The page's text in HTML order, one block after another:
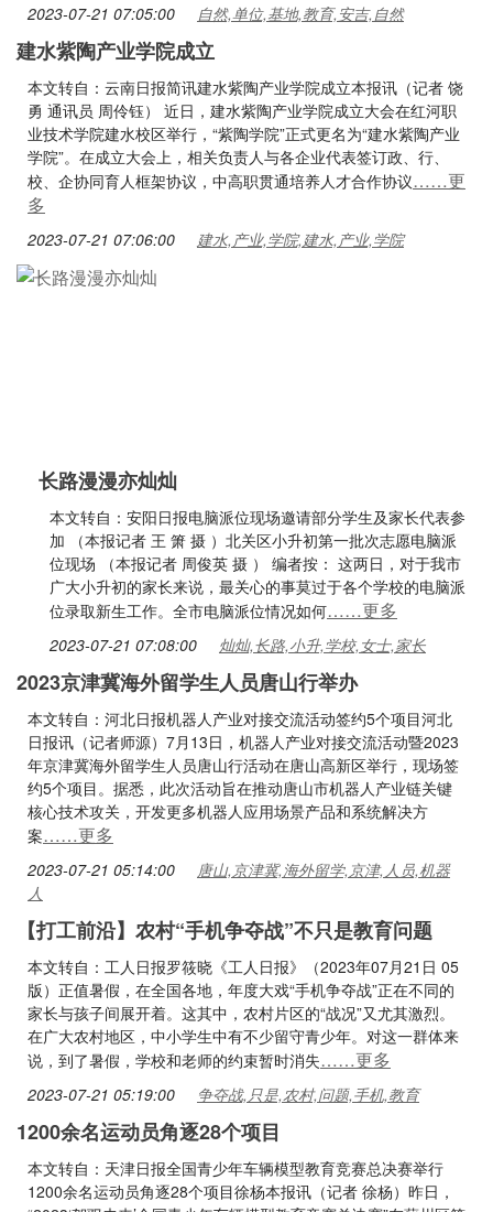
2023-07-21 07:05:00 自然,单位,基地,教育,安吉,自然
建水紫陶产业学院成立
本文转自：云南日报简讯建水紫陶产业学院成立本报讯（记者 饶
勇 通讯员 周伶钰） 近日，建水紫陶产业学院成立大会在红河职
业技术学院建水校区举行，“紫陶学院”正式更名为“建水紫陶产业
学院”。在成立大会上，相关负责人与各企业代表签订政、行、
校、企协同育人框架协议，中高职贯通培养人才合作协议……更
多
2023-07-21 07:06:00 建水,产业,学院,建水,产业,学院
长路漫漫亦灿灿
本文转自：安阳日报电脑派位现场邀请部分学生及家长代表参
加 （本报记者 王 箫 摄 ）北关区小升初第一批次志愿电脑派
位现场 （本报记者 周俊英 摄 ） 编者按： 这两日，对于我市
广大小升初的家长来说，最关心的事莫过于各个学校的电脑派
位录取新生工作。全市电脑派位情况如何……更多
2023-07-21 07:08:00 灿灿,长路,小升,学校,女士,家长
2023京津冀海外留学生人员唐山行举办
本文转自：河北日报机器人产业对接交流活动签约5个项目河北
日报讯（记者师源）7月13日，机器人产业对接交流活动暨2023
年京津冀海外留学生人员唐山行活动在唐山高新区举行，现场签
约5个项目。据悉，此次活动旨在推动唐山市机器人产业链关键
核心技术攻关，开发更多机器人应用场景产品和系统解决方
案……更多
2023-07-21 05:14:00
唐山,京津冀,海外留学,京津,人员,机器
人
【打工前沿】农村“手机争夺战”不只是教育问题
本文转自：工人日报罗筱晓《工人日报》（2023年07月21日 05
版）正值暑假，在全国各地，年度大戏“手机争夺战”正在不同的
家长与孩子间展开着。这其中，农村片区的“战况”又尤其激烈。
在广大农村地区，中小学生中有不少留守青少年。对这一群体来
说，到了暑假，学校和老师的约束暂时消失……更多
2023-07-21 05:19:00 争夺战,只是,农村,问题,手机,教育
1200余名运动员角逐28个项目
本文转自：天津日报全国青少年车辆模型教育竞赛总决赛举行
1200余名运动员角逐28个项目徐杨本报讯（记者 徐杨）昨日，